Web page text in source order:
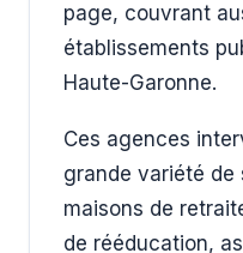
page, couvrant
établissements
Haute-Garonne.
Ces agences
grande variété de
maisons de
de rééducation,